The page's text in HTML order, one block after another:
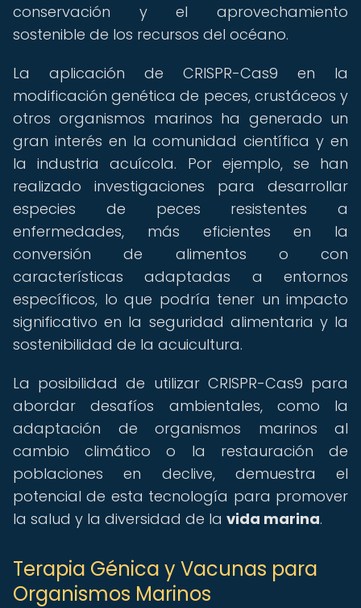
conservación y el aprovechamiento
sostenible de los recursos del océano.
La aplicación de CRISPR-Cas9 en la
modificación genética de peces, crustáceos y
otros organismos marinos ha generado un
gran interés en la comunidad científica y en
la industria acuícola. Por ejemplo, se han
realizado investigaciones para desarrollar
especies de peces resistentes a
enfermedades, más eficientes en la
conversión de alimentos o con
características adaptadas a entornos
específicos, lo que podría tener un impacto
significativo en la seguridad alimentaria y la
sostenibilidad de la acuicultura.
La posibilidad de utilizar CRISPR-Cas9 para
abordar desafíos ambientales, como la
adaptación de organismos marinos al
cambio climático o la restauración de
poblaciones en declive, demuestra el
potencial de esta tecnología para promover
la salud y la diversidad de la vida marina.
Terapia Génica y Vacunas para
Organismos Marinos